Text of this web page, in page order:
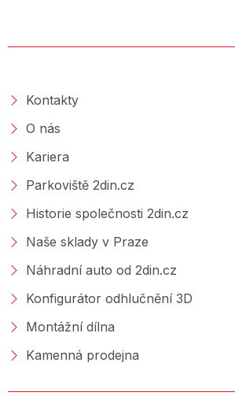
Kontakty
O nás
Kariera
Parkoviště 2din.cz
Historie společnosti 2din.cz
Naše sklady v Praze
Náhradní auto od 2din.cz
Konfigurátor odhlučnění 3D
Montážní dílna
Kamenná prodejna